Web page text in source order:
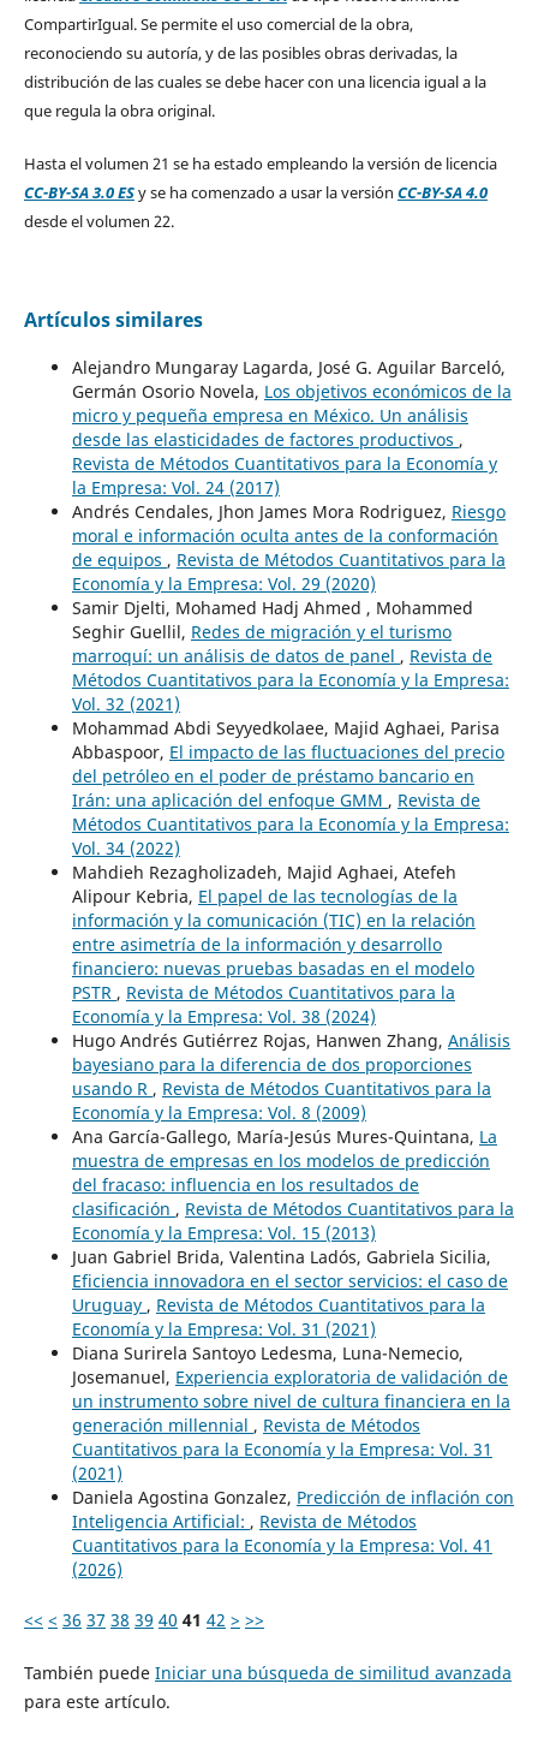
CompartirIgual. Se permite el uso comercial de la obra,
reconociendo su autoría, y de las posibles obras derivadas, la
distribución de las cuales se debe hacer con una licencia igual a la
que regula la obra original.
Hasta el volumen 21 se ha estado empleando la versión de licencia
CC-BY-SA 3.0 ESy se ha comenzado a usar la versión CC-BY-SA 4.0
desde el volumen 22.
Artículos similares
Alejandro Mungaray Lagarda, José G. Aguilar Barceló,
Germán Osorio Novela, Los objetivos económicos de la
micro y pequeña empresa en México. Un análisis
desde las elasticidades de factores productivos ,
Revista de Métodos Cuantitativos para la Economía y
la Empresa: Vol. 24 (2017)
Andrés Cendales, Jhon James Mora Rodriguez, Riesgo
moral e información oculta antes de la conformación
de equipos , Revista de Métodos Cuantitativos para la
Economía y la Empresa: Vol. 29 (2020)
Samir Djelti, Mohamed Hadj Ahmed , Mohammed
Seghir Guellil, Redes de migración y el turismo
marroquí: un análisis de datos de panel , Revista de
Métodos Cuantitativos para la Economía y la Empresa:
Vol. 32 (2021)
Mohammad Abdi Seyyedkolaee, Majid Aghaei, Parisa
Abbaspoor, El impacto de las fluctuaciones del precio
del petróleo en el poder de préstamo bancario en
Irán: una aplicación del enfoque GMM , Revista de
Métodos Cuantitativos para la Economía y la Empresa:
Vol. 34 (2022)
Mahdieh Rezagholizadeh, Majid Aghaei, Atefeh
Alipour Kebria, El papel de las tecnologías de la
información y la comunicación (TIC) en la relación
entre asimetría de la información y desarrollo
financiero: nuevas pruebas basadas en el modelo
PSTR , Revista de Métodos Cuantitativos para la
Economía y la Empresa: Vol. 38 (2024)
Hugo Andrés Gutiérrez Rojas, Hanwen Zhang, Análisis
bayesiano para la diferencia de dos proporciones
usando R , Revista de Métodos Cuantitativos para la
Economía y la Empresa: Vol. 8 (2009)
Ana García-Gallego, María-Jesús Mures-Quintana, La
muestra de empresas en los modelos de predicción
del fracaso: influencia en los resultados de
clasificación , Revista de Métodos Cuantitativos para la
Economía y la Empresa: Vol. 15 (2013)
Juan Gabriel Brida, Valentina Ladós, Gabriela Sicilia,
Eficiencia innovadora en el sector servicios: el caso de
Uruguay , Revista de Métodos Cuantitativos para la
Economía y la Empresa: Vol. 31 (2021)
Diana Surirela Santoyo Ledesma, Luna-Nemecio,
Josemanuel, Experiencia exploratoria de validación de
un instrumento sobre nivel de cultura financiera en la
generación millennial , Revista de Métodos
Cuantitativos para la Economía y la Empresa: Vol. 31
(2021)
Daniela Agostina Gonzalez, Predicción de inflación con
Inteligencia Artificial: , Revista de Métodos
Cuantitativos para la Economía y la Empresa: Vol. 41
(2026)
<< < 36 37 38 39 40 41 42 > >>
También puede Iniciar una búsqueda de similitud avanzada
para este artículo.